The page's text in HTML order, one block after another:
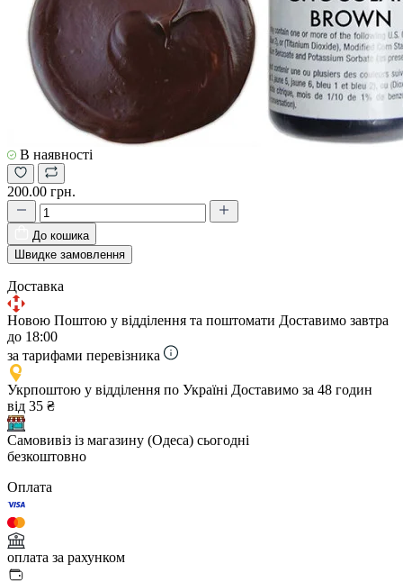
В наявності
200.00 грн.
До кошика
Швидке замовлення
Доставка
Новою Поштою у відділення та поштомати Доставимо завтра
до 18:00
за тарифами перевізника
Укрпоштою у відділення по Україні Доставимо за 48 годин
від 35 ₴
Самовивіз із магазину (Одеса) сьогодні
безкоштовно
Оплата
оплата за рахунком